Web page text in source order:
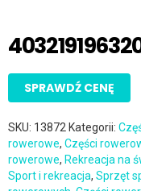
SPRAWDŹ CENĘ
SKU: 13872 Kategorii:
rowerowe, Części
rowerowe, Rekreacja na
Sport i rekreacja, Sprzęt